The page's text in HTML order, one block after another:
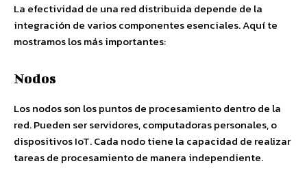
La efectividad de una red distribuida depende de la
integración de varios componentes esenciales. Aquí te
mostramos los más importantes:
Nodos
Los nodos son los puntos de procesamiento dentro de la
red. Pueden ser servidores, computadoras personales, o
dispositivos IoT. Cada nodo tiene la capacidad de realizar
tareas de procesamiento de manera independiente.